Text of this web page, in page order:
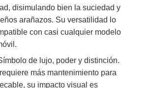
disimulando bien la suciedad y
arañazos. Su versatilidad lo
con casi cualquier modelo
de lujo, poder y distinción.
más mantenimiento para
su impacto visual es